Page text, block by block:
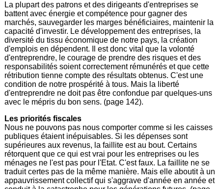
La plupart des patrons et des dirigeants d'entreprises se
battent avec énergie et compétence pour gagner des
marchés, sauvegarder les marges bénéficiaires, maintenir la
capacité d'investir. Le développement des entreprises, la
diversité du tissu économique de notre pays, la création
d'emplois en dépendent. Il est donc vital que la volonté
d'entreprendre, le courage de prendre des risques et des
responsabilités soient correctement rémunérés et que cette
rétribution tienne compte des résultats obtenus. C'est une
condition de notre prospérité à tous. Mais la liberté
d'entreprendre ne doit pas être confondue par quelques-uns
avec le mépris du bon sens. (page 142).
Les priorités fiscales
Nous ne pouvons pas nous comporter comme si les caisses
publiques étaient inépuisables. Si les dépenses sont
supérieures aux revenus, la faillite est au bout. Certains
rétorquent que ce qui est vrai pour les entreprises ou les
ménages ne l'est pas pour l'Etat. C'est faux. La faillite ne se
traduit certes pas de la même manière. Mais elle aboutit à un
appauvrissement collectif qui s'aggrave d'année en année et